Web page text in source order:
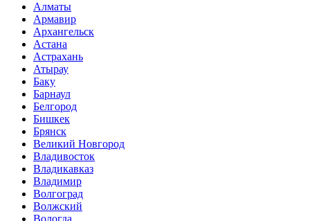
Алматы
Армавир
Архангельск
Астана
Астрахань
Атырау
Баку
Барнаул
Белгород
Бишкек
Брянск
Великий Новгород
Владивосток
Владикавказ
Владимир
Волгоград
Волжский